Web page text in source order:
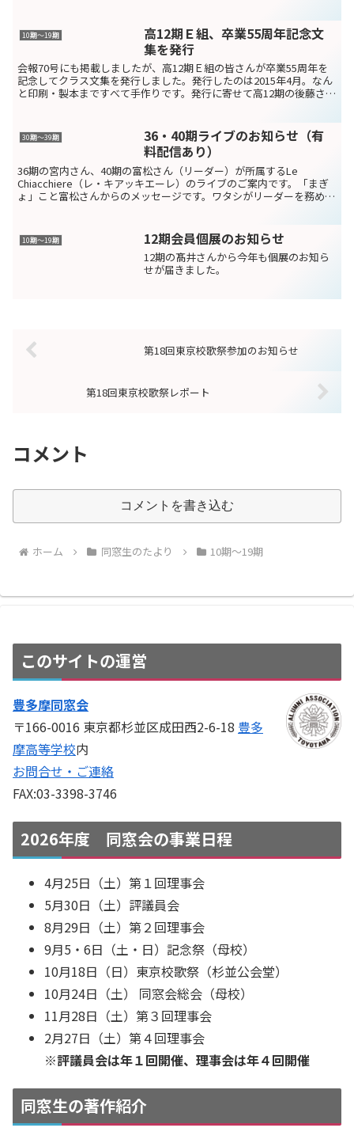
10期〜19期
高12期Ｅ組、卒業55周年記念文
集を発行
会報70号にも掲載しましたが、高12期Ｅ組の皆さんが卒業55周年を
記念してクラス文集を発行しました。発行したのは2015年4月。なん
と印刷・製本まですべて手作りです。発行に寄せて高12期の後藤さん
30期～39期
36・40期ライブのお知らせ（有
料配信あり）
36期の宮内さん、40期の富松さん（リーダー）が所属するLe
Chiacchiere（レ・キアッキエーレ）のライブのご案内です。「まぎ
ょ」こと富松さんからのメッセージです。ワタシがリーダーを務めま
10期〜19期 12期会員個展のお知らせ
12期の髙井さんから今年も個展のお知ら
せが届きました。
第18回東京校歌祭参加のお知らせ
第18回東京校歌祭レポート
コメント
コメントを書き込む
ホーム 同窓生のたより 10期〜19期
このサイトの運営
豊多摩同窓会
〒166-0016 東京都杉並区成田西2-6-18 豊多
摩高等学校内
お問合せ・ご連絡
FAX:03-3398-3746
2026年度 同窓会の事業日程
4月25日（土）第１回理事会
5月30日（土）評議員会
8月29日（土）第２回理事会
9月5・6日（土・日）記念祭（母校）
10月18日（日）東京校歌祭（杉並公会堂）
10月24日（土） 同窓会総会（母校）
11月28日（土）第３回理事会
2月27日（土）第４回理事会
※評議員会は年１回開催、理事会は年４回開催
同窓生の著作紹介